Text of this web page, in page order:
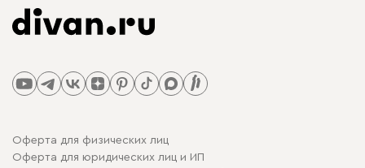
Оферта для физических лиц
Оферта для юридических лиц и ИП